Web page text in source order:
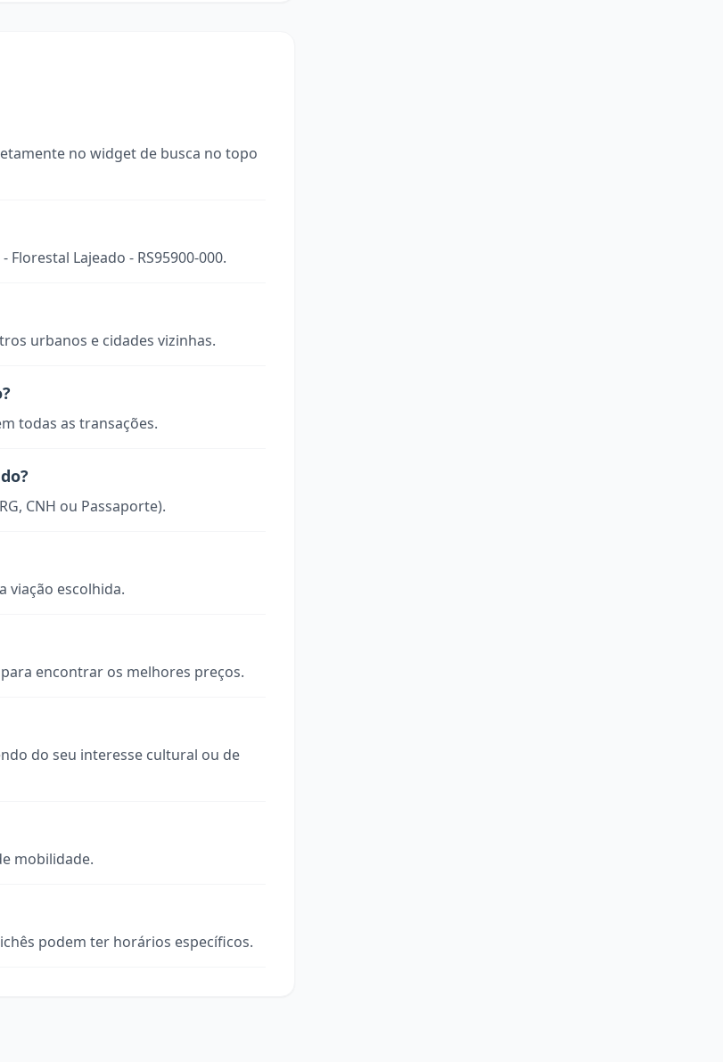
no widget de busca no topo
Lajeado - RS95900-000.
urbanos e cidades vizinhas.
todas as transações.
CNH ou Passaporte).
viação escolhida.
encontrar os melhores preços.
do seu interesse cultural ou de
mobilidade.
podem ter horários específicos.